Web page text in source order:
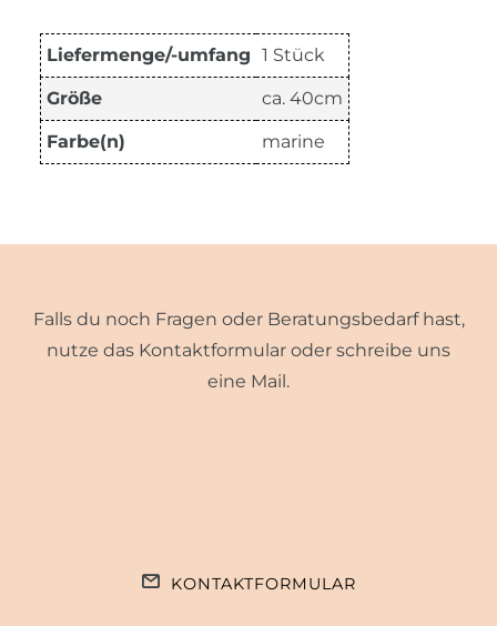
Liefermenge/-umfang 1 Stück
Größe ca. 40cm
Farbe(n) marine
Falls du noch Fragen oder Beratungsbedarf hast,
nutze das Kontaktformular oder schreibe uns
eine Mail.
KONTAKTFORMULAR